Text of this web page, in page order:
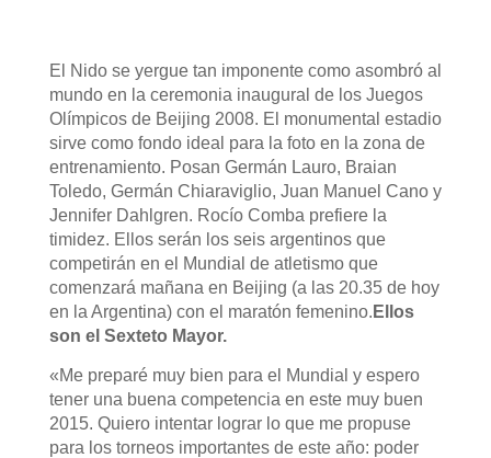
El Nido se yergue tan imponente como asombró al
mundo en la ceremonia inaugural de los Juegos
Olímpicos de Beijing 2008. El monumental estadio
sirve como fondo ideal para la foto en la zona de
entrenamiento. Posan Germán Lauro, Braian
Toledo, Germán Chiaraviglio, Juan Manuel Cano y
Jennifer Dahlgren. Rocío Comba prefiere la
timidez. Ellos serán los seis argentinos que
competirán en el Mundial de atletismo que
comenzará mañana en Beijing (a las 20.35 de hoy
en la Argentina) con el maratón femenino. Ellos
son el Sexteto Mayor.
«Me preparé muy bien para el Mundial y espero
tener una buena competencia en este muy buen
2015. Quiero intentar lograr lo que me propuse
para los torneos importantes de este año: poder